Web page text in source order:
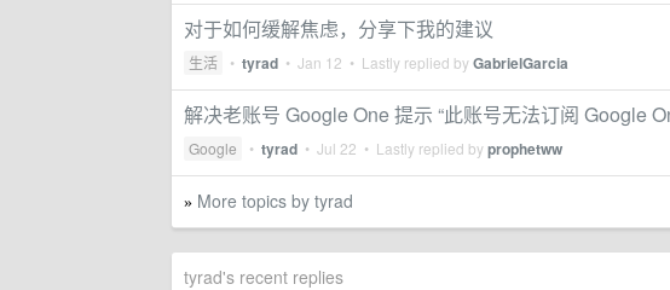
对于如何缓解焦虑，分享下我的建议
生活 • tyrad • Jan 12 • Lastly replied byGabrielGarcia
解决老账号 Google One 提示 “此账号无法订阅 Google
Google • tyrad • Jul 22 • Lastly replied byprophetww
» More topics by tyrad
tyrad's recent replies